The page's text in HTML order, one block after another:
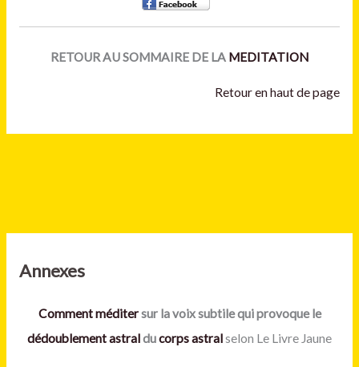
Annexes
Comment méditersur la voix subtile qui provoque le
dédoublement astralducorps astralselon Le Livre Jaune
RETOUR AU SOMMAIRE DE LA MEDITATION
Retour en haut de page